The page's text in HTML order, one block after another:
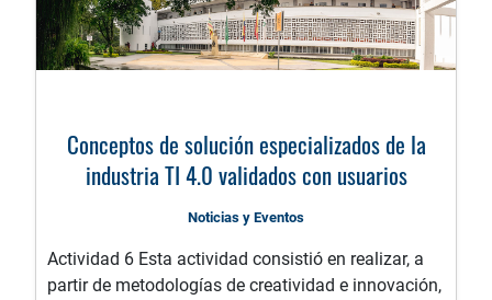
Conceptos de solución especializados de la
industria TI 4.0 validados con usuarios
Noticias y Eventos
Actividad 6 Esta actividad consistió en realizar, a
partir de metodologías de creatividad e innovación,